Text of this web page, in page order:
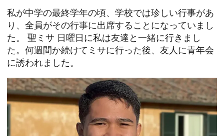
私が中学の最終学年の頃、学校では珍しい行事があ
り、全員がその行事に出席することになっていまし
た。 聖ミサ 日曜日に私は友達と一緒に行きまし
た。何週間か続けてミサに行った後、友人に青年会
に誘われました。